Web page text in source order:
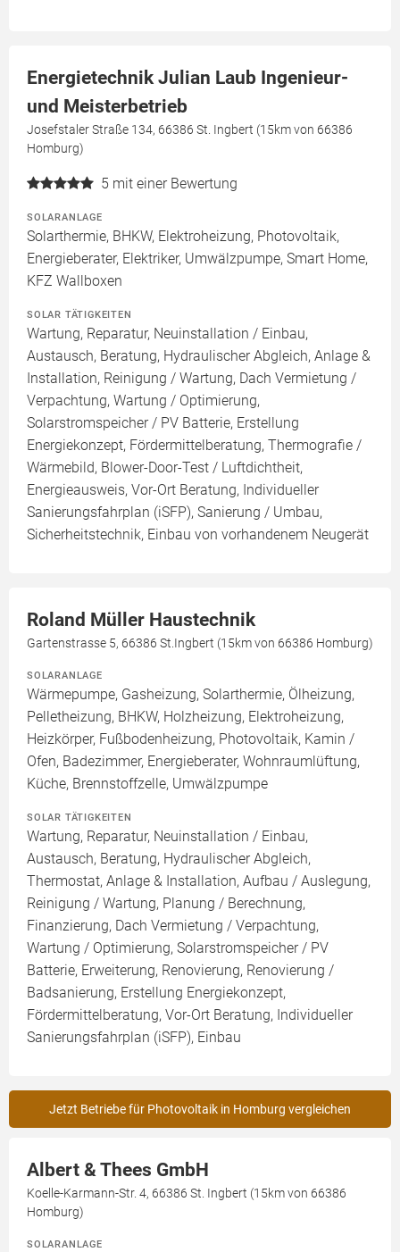
Energietechnik Julian Laub Ingenieur-
und Meisterbetrieb
Josefstaler Straße 134, 66386 St. Ingbert (15km von 66386
Homburg)
5 mit einer Bewertung
SOLARANLAGE
Solarthermie, BHKW, Elektroheizung, Photovoltaik,
Energieberater, Elektriker, Umwälzpumpe, Smart Home,
KFZ Wallboxen
SOLAR TÄTIGKEITEN
Wartung, Reparatur, Neuinstallation / Einbau,
Austausch, Beratung, Hydraulischer Abgleich, Anlage &
Installation, Reinigung / Wartung, Dach Vermietung /
Verpachtung, Wartung / Optimierung,
Solarstromspeicher / PV Batterie, Erstellung
Energiekonzept, Fördermittelberatung, Thermografie /
Wärmebild, Blower-Door-Test / Luftdichtheit,
Energieausweis, Vor-Ort Beratung, Individueller
Sanierungsfahrplan (iSFP), Sanierung / Umbau,
Sicherheitstechnik, Einbau von vorhandenem Neugerät
Roland Müller Haustechnik
Gartenstrasse 5, 66386 St.Ingbert (15km von 66386 Homburg)
SOLARANLAGE
Wärmepumpe, Gasheizung, Solarthermie, Ölheizung,
Pelletheizung, BHKW, Holzheizung, Elektroheizung,
Heizkörper, Fußbodenheizung, Photovoltaik, Kamin /
Ofen, Badezimmer, Energieberater, Wohnraumlüftung,
Küche, Brennstoffzelle, Umwälzpumpe
SOLAR TÄTIGKEITEN
Wartung, Reparatur, Neuinstallation / Einbau,
Austausch, Beratung, Hydraulischer Abgleich,
Thermostat, Anlage & Installation, Aufbau / Auslegung,
Reinigung / Wartung, Planung / Berechnung,
Finanzierung, Dach Vermietung / Verpachtung,
Wartung / Optimierung, Solarstromspeicher / PV
Batterie, Erweiterung, Renovierung, Renovierung /
Badsanierung, Erstellung Energiekonzept,
Fördermittelberatung, Vor-Ort Beratung, Individueller
Sanierungsfahrplan (iSFP), Einbau
Jetzt Betriebe für Photovoltaik in Homburg vergleichen
Albert & Thees GmbH
Koelle-Karmann-Str. 4, 66386 St. Ingbert (15km von 66386
Homburg)
SOLARANLAGE